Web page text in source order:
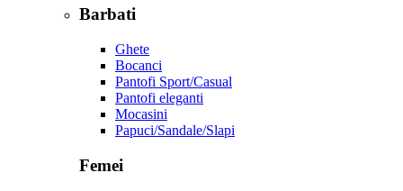
Barbati
Ghete
Bocanci
Pantofi Sport/Casual
Pantofi eleganti
Mocasini
Papuci/Sandale/Slapi
Femei